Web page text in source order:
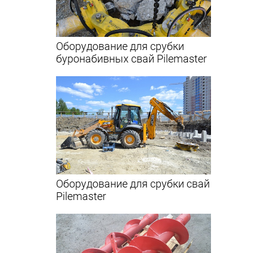
Оборудование для срубки
буронабивных свай Pilemaster
Оборудование для срубки свай
Pilemaster